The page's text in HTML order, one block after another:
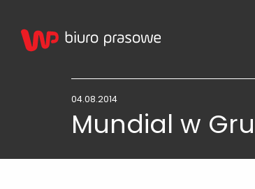
04.08.2014
Mundial w